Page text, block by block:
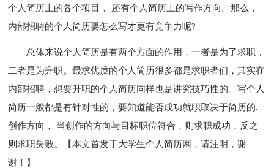
个人简历上的各个项目， 还有个人简历上的写作方向。那么，
内部招聘的个人简历要怎么写才更有竞争力呢?
总体来说个人简历是有两个方面的作用，一者是为了求职，
二者是为升职。最求优质的个人简历很多都是求职者们，其实在
内部招聘，想要升职的个人简历同样也是讲究技巧性的。写个人
简历一般都是有针对性的，要知道能否成功就职取决于简历的.
创作方向， 当创作的方向与目标职位符合，则求职成功，反之
则求职失败。【本文首发于大学生个人简历网，请注明，谢
谢！】